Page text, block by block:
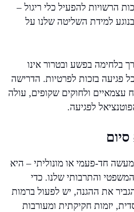
הרשויות להפעיל כלי ריגול –
למידת השליטה שלנו על
בלחימה בפשע ובטרור אינו
פגיעה בזכות לפרטיות. הדרישה
עצמאיים ולחוקים שקופים, עולה
לפגיעה.
סיום
חד-פעמי או מונוליתי – היא
והתרבותי שלנו. כדי
את ההגנה, יש לפעול ברמות
יזמות חקיקתית ומעורבות